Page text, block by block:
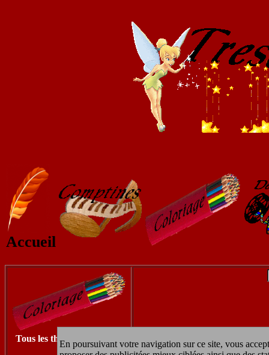
En poursuivant votre navigation sur ce site, vous
Accueil
Tous les thèmes à imprimer